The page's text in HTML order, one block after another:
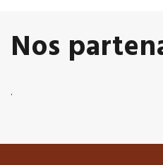
Nos
.